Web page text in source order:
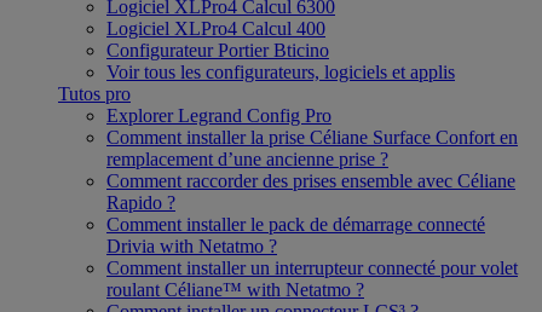
Logiciel XLPro4 Calcul 6300
Logiciel XLPro4 Calcul 400
Configurateur Portier Bticino
Voir tous les configurateurs, logiciels et applis
Tutos pro
Explorer Legrand Config Pro
Comment installer la prise Céliane Surface Confort en
remplacement d’une ancienne prise ?
Comment raccorder des prises ensemble avec Céliane
Rapido ?
Comment installer le pack de démarrage connecté
Drivia with Netatmo ?
Comment installer un interrupteur connecté pour volet
roulant Céliane™ with Netatmo ?